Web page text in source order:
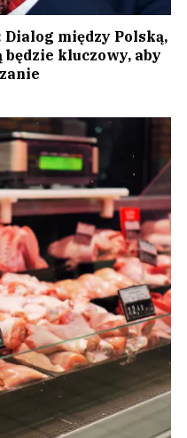
między Polską,
kluczowy, aby